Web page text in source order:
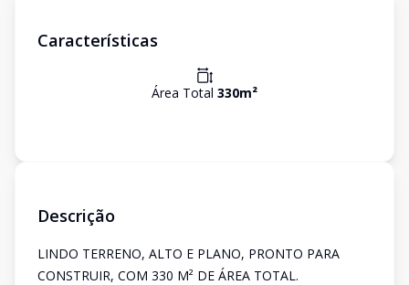
Características
Área Total 330m²
Descrição
LINDO TERRENO, ALTO E PLANO, PRONTO PARA
CONSTRUIR, COM 330 M² DE ÁREA TOTAL.